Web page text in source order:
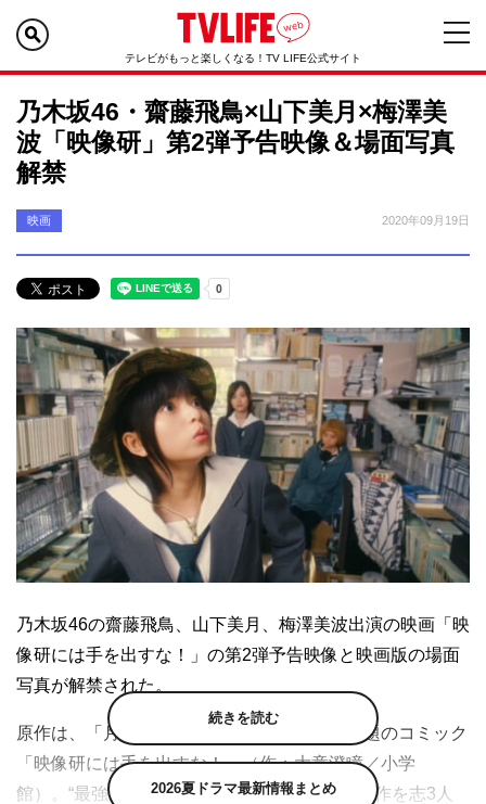
テレビがもっと楽しくなる！TV LIFE公式サイト
乃木坂46・齋藤飛鳥×山下美月×梅澤美
波「映像研」第2弾予告映像＆場面写真
解禁
映画 2020年09月19日
乃木坂46の齋藤飛鳥、山下美月、梅澤美波出演の映画「映
像研には手を出すな！」の第2弾予告映像と映画版の場面
写真が解禁された。
原作は、「月刊！スピリッツ」で連載中の話題のコミック
「映像研には手を出すな！」（作：大童澄瞳／小学
館）。“最強の世界”を夢見てアニメーション制作を志3人
続きを読む
2026夏ドラマ最新情報まとめ